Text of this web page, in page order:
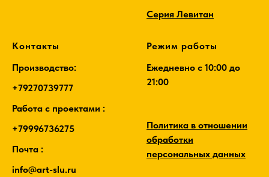
Серия Левитан
Контакты
Производство:
+79270739777
Работа с проектами :
+79996736275
Почта :
info@art-slu.ru
Режим работы
Ежедневно c 10:00 до
21:00
Политика в отношении
обработки
персональных данных